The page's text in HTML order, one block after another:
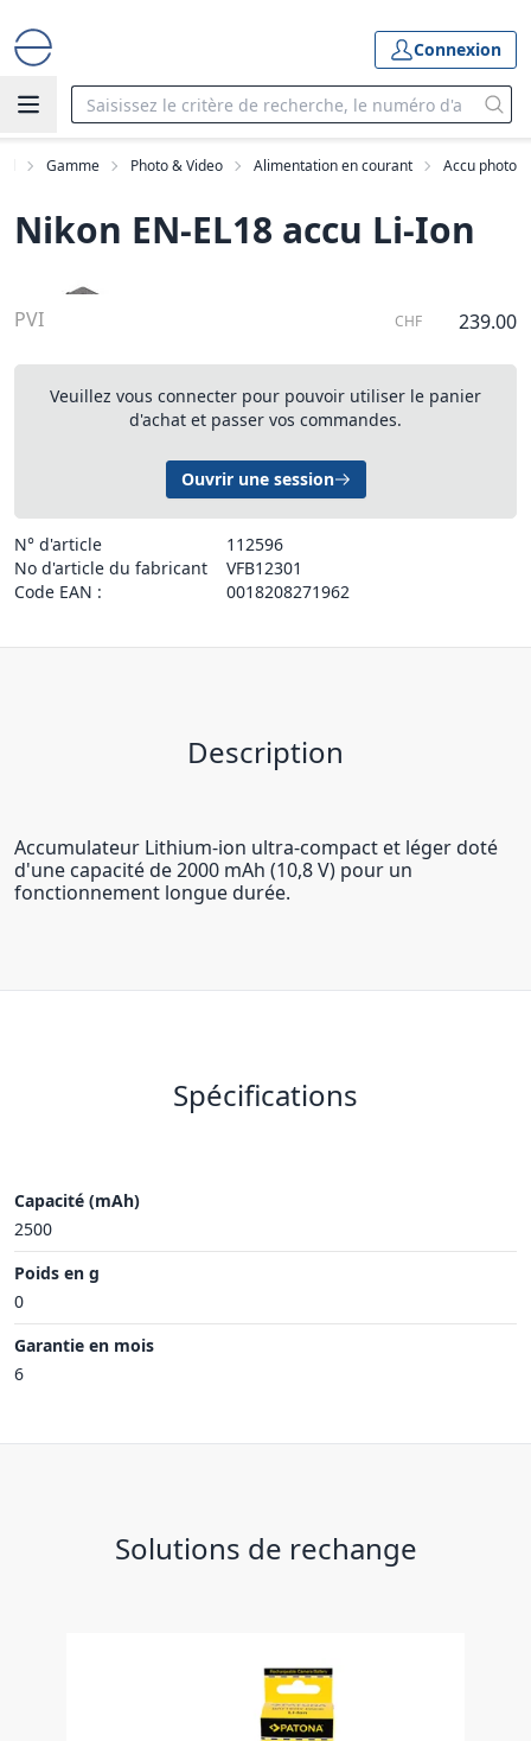
Connexion
Gamme Photo & Video Alimentation en courant Accu photo
Nikon EN-EL18 accu Li-Ion
PVI CHF 239.00
Veuillez vous connecter pour pouvoir utiliser le panier
d'achat et passer vos commandes.
Ouvrir une session
N° d'article
112596
No d'article du fabricant
VFB12301
Code EAN :
0018208271962
Description
Accumulateur Lithium-ion ultra-compact et léger doté
d'une capacité de 2000 mAh (10,8 V) pour un
fonctionnement longue durée.
Spécifications
Capacité (mAh)
2500
Poids en g
0
Garantie en mois
6
Solutions de rechange